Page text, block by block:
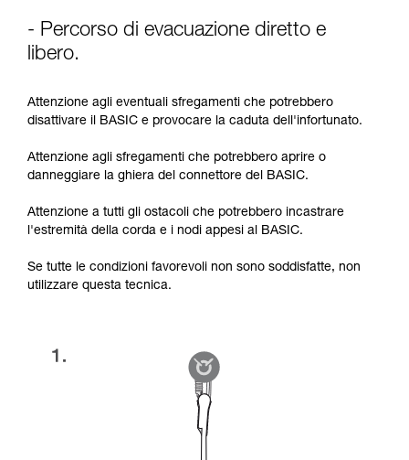
attività. Ne possono esistere altre che non
- Percorso di evacuazione diretto e
libero.
Attenzione agli eventuali sfregamenti che potrebbero
disattivare il BASIC e provocare la caduta dell'infortunato.
Attenzione agli sfregamenti che potrebbero aprire o
danneggiare la ghiera del connettore del BASIC.
Attenzione a tutti gli ostacoli che potrebbero incastrare
l'estremità della corda e i nodi appesi al BASIC.
Se tutte le condizioni favorevoli non sono soddisfatte, non
utilizzare questa tecnica.